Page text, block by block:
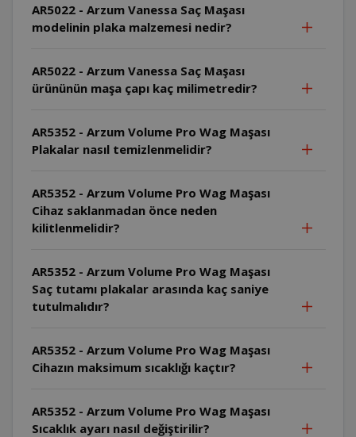
AR5022 - Arzum Vanessa Saç Maşası
modelinin plaka malzemesi nedir?
AR5022 - Arzum Vanessa Saç Maşası
ürününün maşa çapı kaç milimetredir?
AR5352 - Arzum Volume Pro Wag Maşası
Plakalar nasıl temizlenmelidir?
AR5352 - Arzum Volume Pro Wag Maşası
Cihaz saklanmadan önce neden
kilitlenmelidir?
AR5352 - Arzum Volume Pro Wag Maşası
Saç tutamı plakalar arasında kaç saniye
tutulmalıdır?
AR5352 - Arzum Volume Pro Wag Maşası
Cihazın maksimum sıcaklığı kaçtır?
AR5352 - Arzum Volume Pro Wag Maşası
Sıcaklık ayarı nasıl değiştirilir?